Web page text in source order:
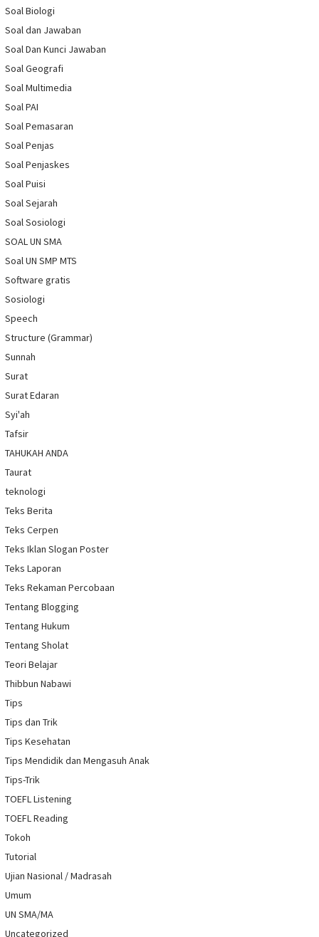
Soal Biologi
Soal dan Jawaban
Soal Dan Kunci Jawaban
Soal Geografi
Soal Multimedia
Soal PAI
Soal Pemasaran
Soal Penjas
Soal Penjaskes
Soal Puisi
Soal Sejarah
Soal Sosiologi
SOAL UN SMA
Soal UN SMP MTS
Software gratis
Sosiologi
Speech
Structure (Grammar)
Sunnah
Surat
Surat Edaran
Syi'ah
Tafsir
TAHUKAH ANDA
Taurat
teknologi
Teks Berita
Teks Cerpen
Teks Iklan Slogan Poster
Teks Laporan
Teks Rekaman Percobaan
Tentang Blogging
Tentang Hukum
Tentang Sholat
Teori Belajar
Thibbun Nabawi
Tips
Tips dan Trik
Tips Kesehatan
Tips Mendidik dan Mengasuh Anak
Tips-Trik
TOEFL Listening
TOEFL Reading
Tokoh
Tutorial
Ujian Nasional / Madrasah
Umum
UN SMA/MA
Uncategorized